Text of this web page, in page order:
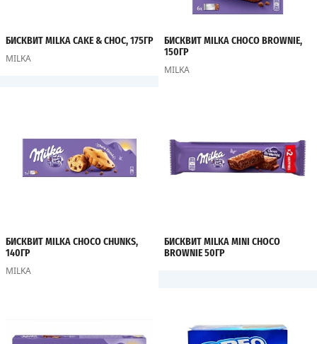
БИСКВИТ MILKA CAKE & CHOC, 175ГР
MILKA
БИСКВИТ MILKA CHOCO BROWNIE,
150ГР
MILKA
БИСКВИТ MILKA CHOCO CHUNKS,
140ГР
MILKA
БИСКВИТ MILKA MINI CHOCO
BROWNIE 50ГР